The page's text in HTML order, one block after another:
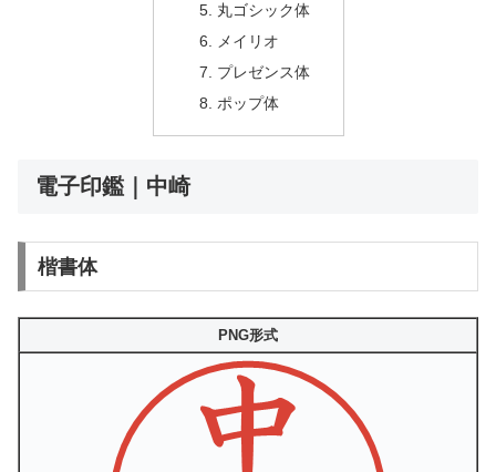
丸ゴシック体
メイリオ
プレゼンス体
ポップ体
電子印鑑｜中崎
楷書体
PNG形式